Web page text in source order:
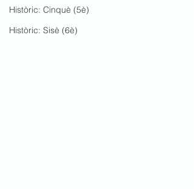
Històric: Cinquè (5è)
Històric: Sisè (6è)